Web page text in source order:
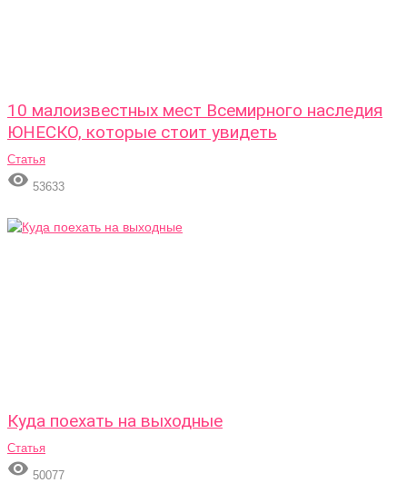
10 малоизвестных мест Всемирного наследия
ЮНЕСКО, которые стоит увидеть
Статья
 53633
Куда поехать на выходные
Статья
 50077